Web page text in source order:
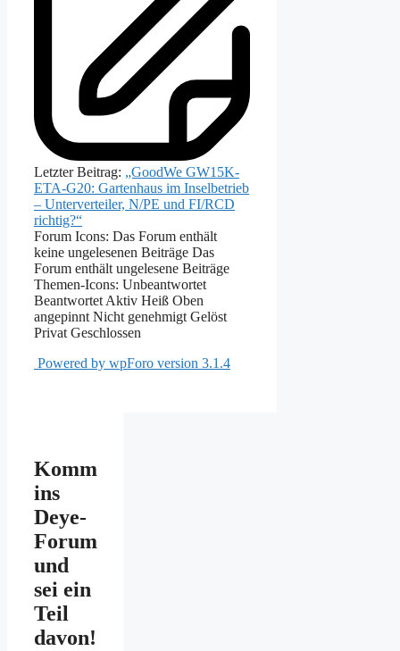
Letzter Beitrag: „GoodWe GW15K-
ETA-G20: Gartenhaus im Inselbetrieb
– Unterverteiler, N/PE und FI/RCD
richtig?“
Forum Icons: Das Forum enthält
keine ungelesenen Beiträge Das
Forum enthält ungelesene Beiträge
Themen-Icons: Unbeantwortet
Beantwortet Aktiv Heiß Oben
angepinnt Nicht genehmigt Gelöst
Privat Geschlossen
Powered by wpForo version 3.1.4
Komm
ins
Deye-
Forum
und
sei ein
Teil
davon!